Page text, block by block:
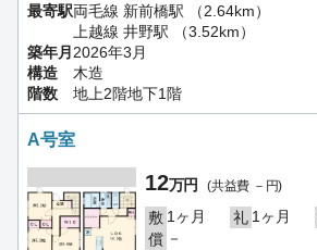
最寄駅両毛線 新前橋駅 （2.64km）
上越線 井野駅 （3.52km）
築年月 2026年3月
構造
木造
階数
地上2階地下1階
A号室
12万円 (共益費 －円)
敷 1ヶ月 礼 1ヶ月
償 －